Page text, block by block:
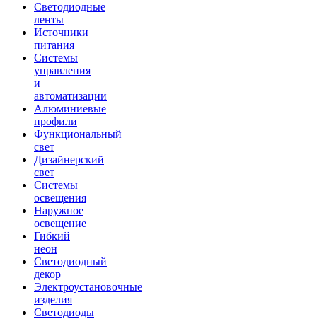
Светодиодные
ленты
Источники
питания
Системы
управления
и
автоматизации
Алюминиевые
профили
Функциональный
свет
Дизайнерский
свет
Системы
освещения
Наружное
освещение
Гибкий
неон
Светодиодный
декор
Электроустановочные
изделия
Светодиоды